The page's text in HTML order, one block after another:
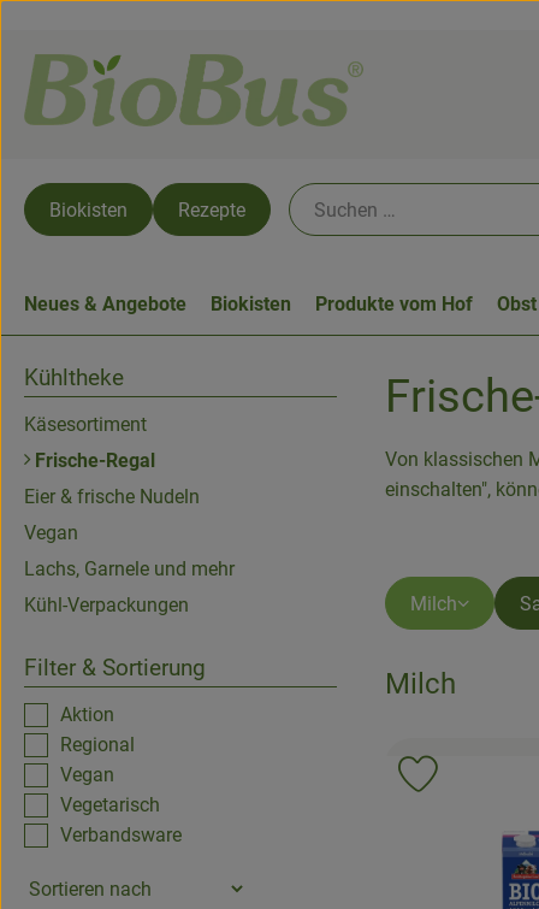
Biokisten Rezepte
Neues & Angebote Biokisten Produkte vom Hof
Kühltheke
Käsesortiment
Frische-Regal
Eier & frische Nudeln
Vegan
Lachs, Garnele und mehr
Kühl-Verpackungen
Filter & Sortierung
Aktion
Regional
Vegan
Vegetarisch
Verbandsware
Von klassischen
einschalten",
Milch
Milch
Produkt